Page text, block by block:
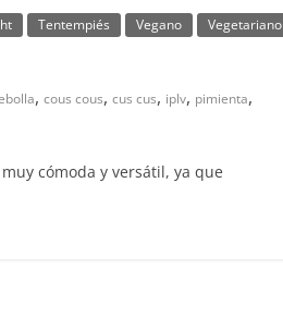
Tentempiés Vegano Vegetariano
, cous cous, cus cus, iplv, pimienta,
cómoda y versátil, ya que